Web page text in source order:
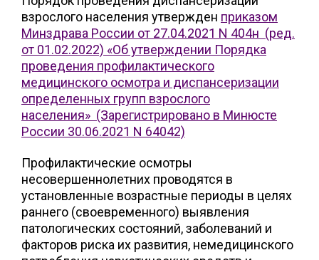
взрослого населения утвержден приказом
Минздрава России от 27.04.2021 N 404н (ред.
от 01.02.2022) «Об утверждении Порядка
проведения профилактического
медицинского осмотра и диспансеризации
определенных групп взрослого
населения» (Зарегистрировано в Минюсте
России 30.06.2021 N 64042)
Профилактические осмотры
несовершеннолетних проводятся в
установленные возрастные периоды в целях
раннего (своевременного) выявления
патологических состояний, заболеваний и
факторов риска их развития, немедицинского